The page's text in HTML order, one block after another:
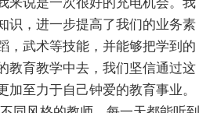
识，进一步提高了我们的业务素
，武术等技能，并能够把学到的
教育教学中去，我们坚信通过这
加至力于自己钟爱的教育事业。